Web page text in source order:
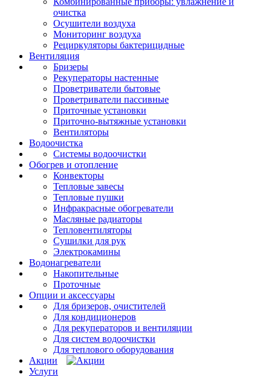
очистка
Осушители воздуха
Мониторинг воздуха
Рециркуляторы бактерицидные
Вентиляция
Бризеры
Рекуператоры настенные
Проветриватели бытовые
Проветриватели пассивные
Приточные установки
Приточно-вытяжные установки
Вентиляторы
Водоочистка
Системы водоочистки
Обогрев и отопление
Конвекторы
Тепловые завесы
Тепловые пушки
Инфракрасные обогреватели
Масляные радиаторы
Тепловентиляторы
Сушилки для рук
Электрокамины
Водонагреватели
Накопительные
Проточные
Опции и аксессуары
Для бризеров, очистителей
Для кондиционеров
Для рекуператоров и вентиляции
Для систем водоочистки
Для теплового оборудования
Акции
Услуги